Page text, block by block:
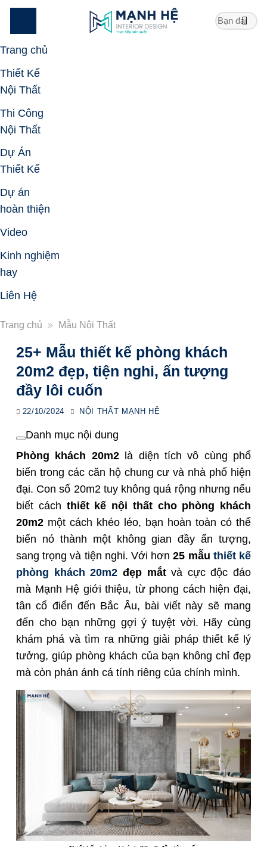
Skip
Trang chủ
Thiết Kế
Nội Thất
Thi Công
Nội Thất
Dự Án
Thiết Kế
Dự án
hoàn thiện
Video
Kinh nghiệm
hay
Liên Hệ
Trang chủ » Mẫu Nội Thất
25+ Mẫu thiết kế phòng khách
20m2 đẹp, tiện nghi, ấn tượng
đầy lôi cuốn
22/10/2024 NỘI THẤT MẠNH HỆ
Danh mục nội dung
Phòng khách 20m2là diện tích vô cùng phổ
biến trong các căn hộ chung cư và nhà phố hiện
đại. Con số 20m2 tuy không quá rộng nhưng nếu
biết cách thiết kế nội thất cho phòng khách
20m2 một cách khéo léo, bạn hoàn toàn có thể
biến nó thành một không gian đầy ấn tượng,
sang trọng và tiện nghi. Với hơn25 mẫu thiết kế
phòng khách 20m2 đẹp mắtvà cực độc đáo
mà Mạnh Hệ giới thiệu, từ phong cách hiện đại,
tân cổ điển đến Bắc Âu, bài viết này sẽ mang
đến cho bạn những gợi ý tuyệt vời. Hãy cùng
khám phá và tìm ra những giải pháp thiết kế lý
tưởng, giúp phòng khách của bạn không chỉ đẹp
mà còn phản ánh cá tính riêng của chính mình.